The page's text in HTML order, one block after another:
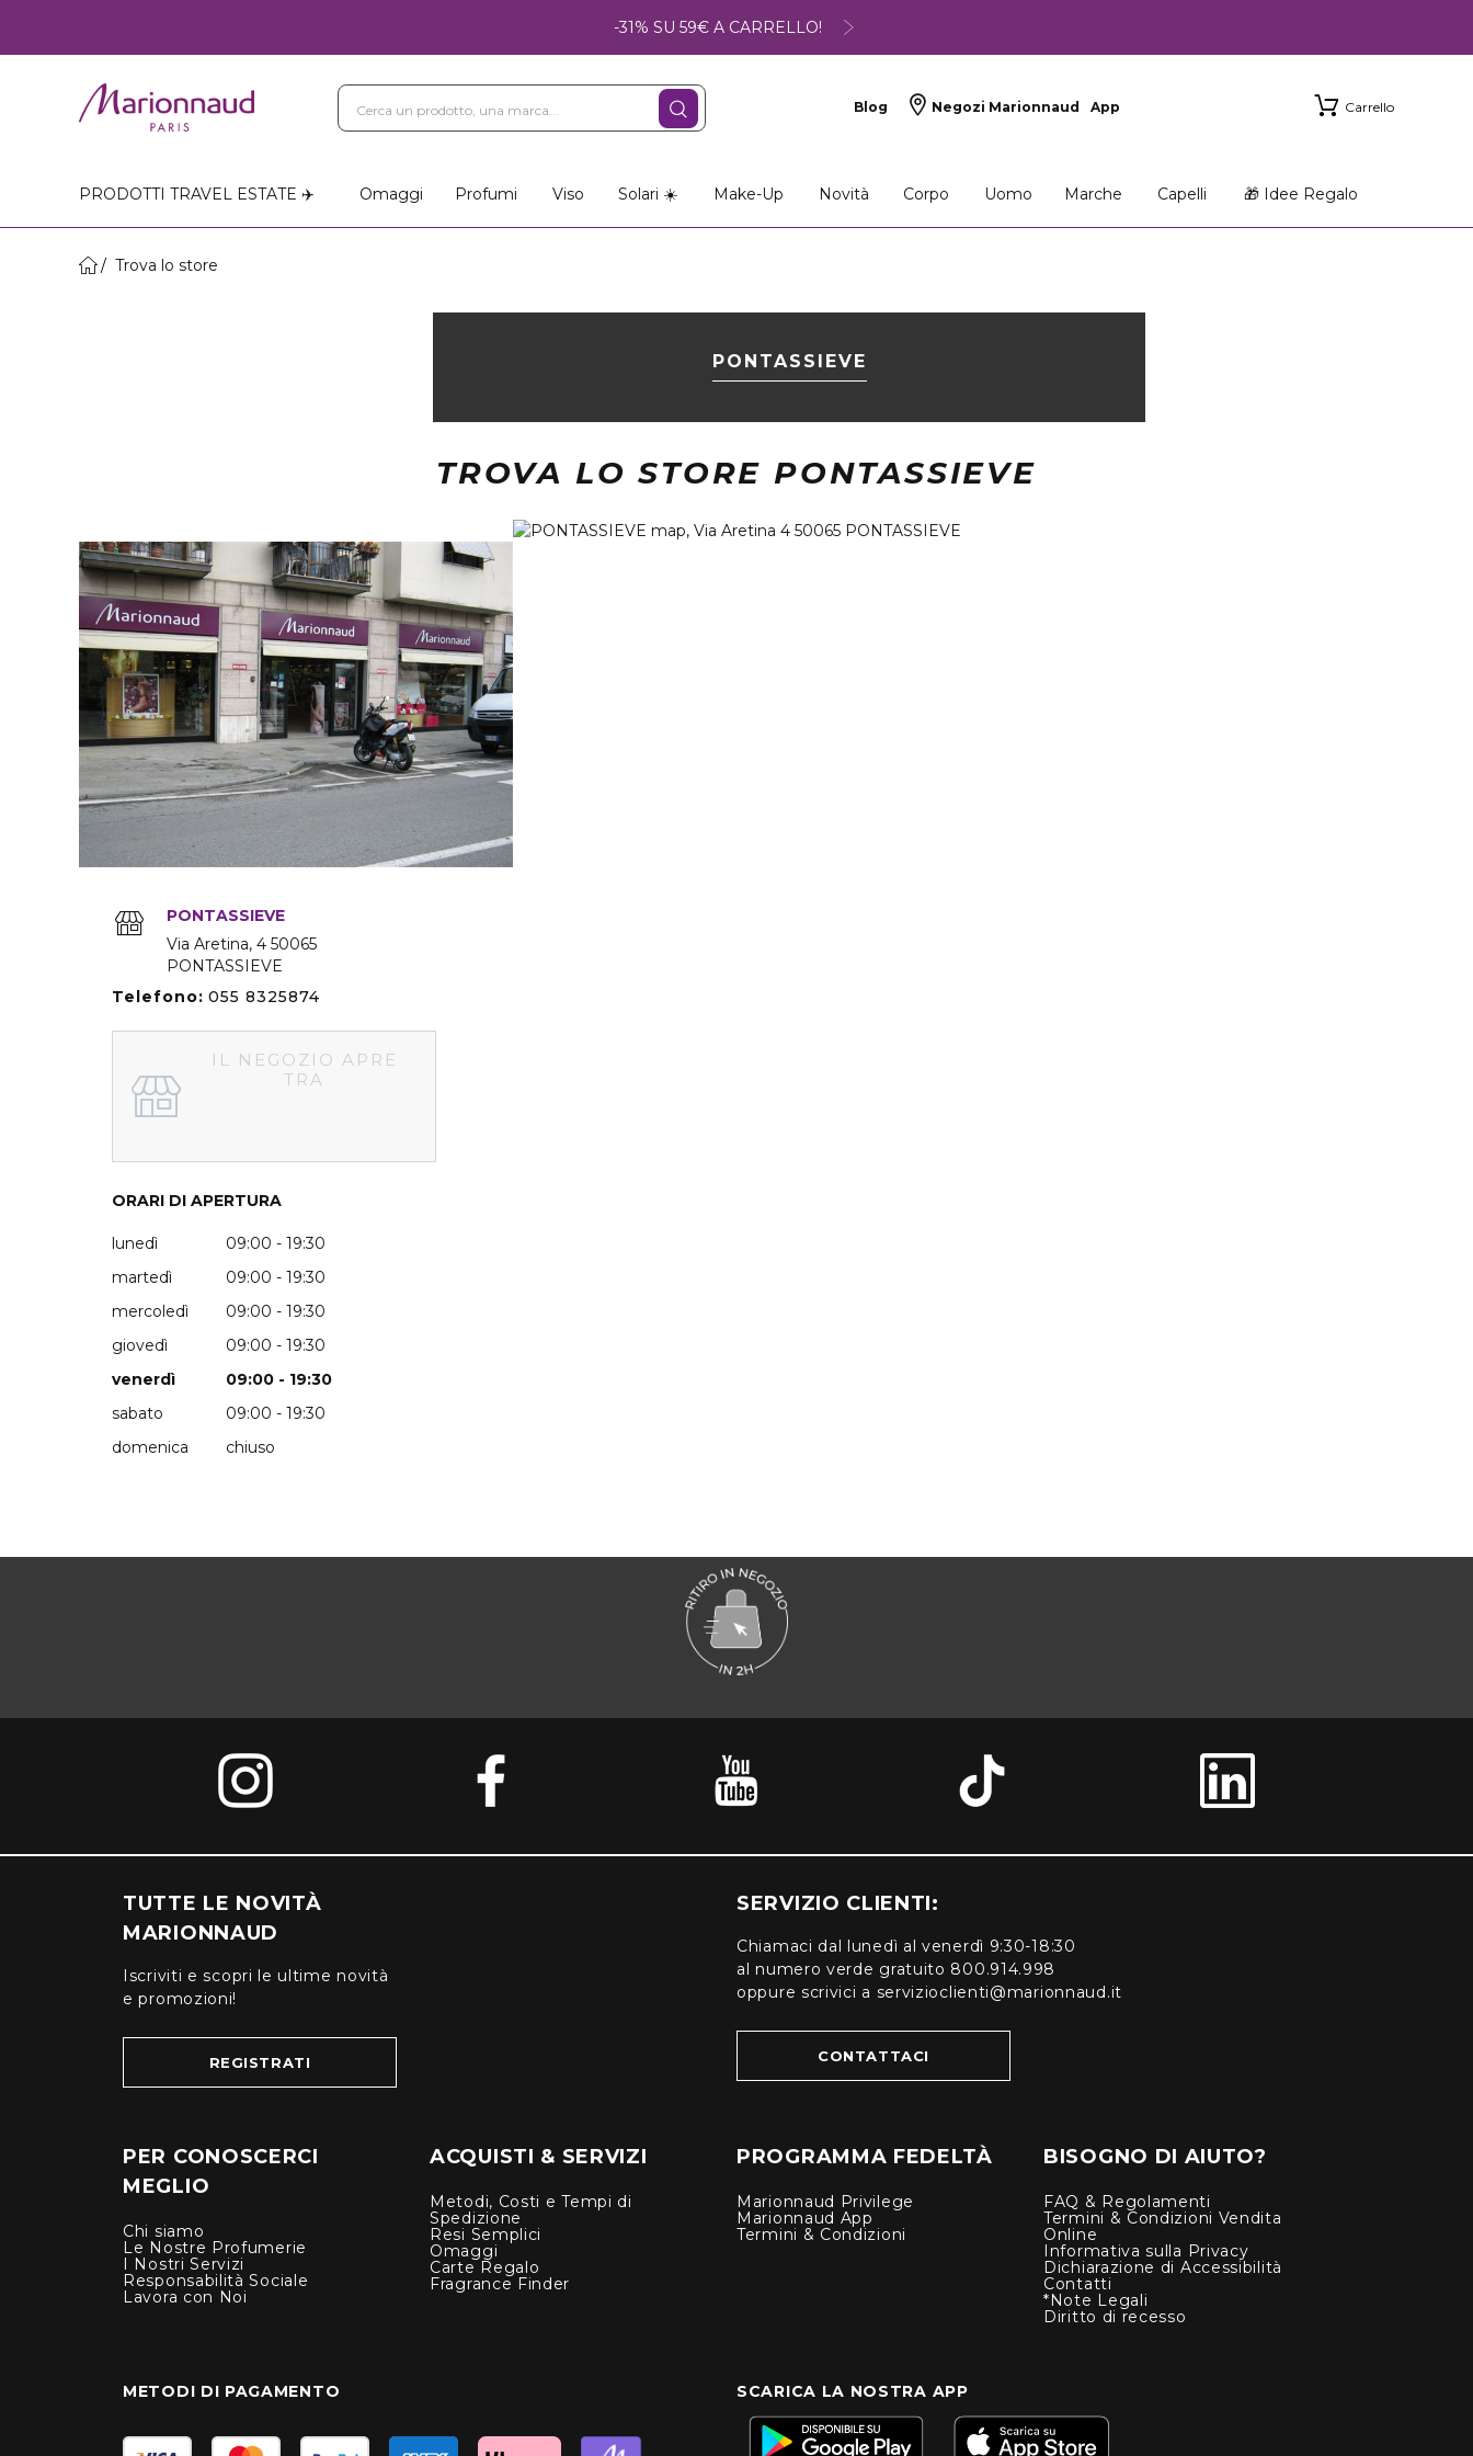
-31% SU 59€ A CARRELLO!
Blog Negozi Marionnaud App Carrello
PRODOTTI TRAVEL ESTATE ✈️ Omaggi Profumi Viso Solari ☀️ Make-Up Novità Corpo Uomo Marche Capelli 🎁 Idee Regalo
Trova lo store
PONTASSIEVE
TROVA LO STORE PONTASSIEVE
PONTASSIEVE
Via Aretina 4 50065
PONTASSIEVE
Telefono: 055 8325874
ORARI DI APERTURA
lunedì
09:00 - 19:30
martedì
09:00 - 19:30
mercoledì
09:00 - 19:30
giovedì
09:00 - 19:30
venerdì
09:00 - 19:30
sabato
09:00 - 19:30
domenica
chiuso
IL NEGOZIO APRE
TRA
TUTTE LE NOVITÀ
MARIONNAUD
Iscriviti e scopri le ultime novità
e promozioni!
REGISTRATI
SERVIZIO CLIENTI:
Chiamaci dal lunedì al venerdì 9:30-18:30
al numero verde gratuito 800.914.998
oppure scrivici a servizioclienti@marionnaud.it
CONTATTACI
PER CONOSCERCI
MEGLIO
Chi siamo
Le Nostre Profumerie
I Nostri Servizi
Responsabilità Sociale
Lavora con Noi
ACQUISTI & SERVIZI
Metodi, Costi e Tempi di
Spedizione
Resi Semplici
Omaggi
Carte Regalo
Fragrance Finder
PROGRAMMA FEDELTÀ
Marionnaud Privilege
Marionnaud App
Termini & Condizioni
BISOGNO DI AIUTO?
FAQ & Regolamenti
Termini & Condizioni Vendita
Online
Informativa sulla Privacy
Dichiarazione di Accessibilità
Contatti
*Note Legali
Diritto di recesso
METODI DI PAGAMENTO SCARICA LA NOSTRA APP